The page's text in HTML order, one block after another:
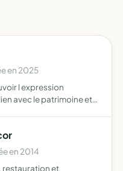
en 2025
l expression
avec le patrimoine et l
en 2014
restauration et